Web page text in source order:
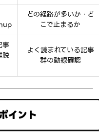
どの経路が多いか・ど
こで止まるか
事
よく読まれている記事
群の動線確認
イント